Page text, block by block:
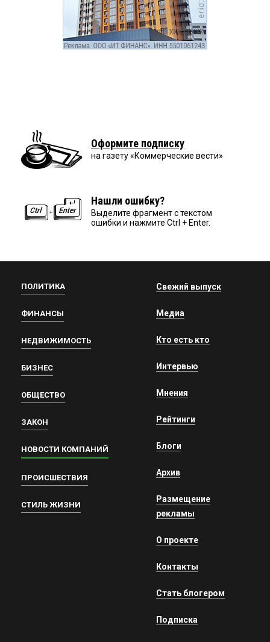
Оформите подписку
на газету «Коммерческие вести»
Нашли ошибку?
Выделите фрагмент с текстом
ошибки и нажмите Ctrl + Enter.
ПОЛИТИКА
ФИНАНСЫ
НЕДВИЖИМОСТЬ
БИЗНЕС
ОБЩЕСТВО
ЗАКОН
НОВОСТИ КОМПАНИЙ
ПРОИСШЕСТВИЯ
СТИЛЬ ЖИЗНИ
Свежий выпуск
Медиа
Кто есть кто
Интервью
Мнения
Рейтинги
Блоги
Архив
Размещение
рекламы
О проекте
Контакты
Стать блогером
Подписка